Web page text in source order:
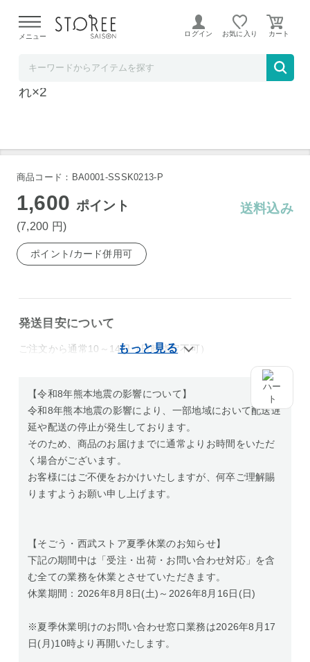
よる配送遅延が発生しております。
メニュー ログイン お気に入り
豊橋飼料 愛知 名古屋コーチン カステラ 10切
れ×2
商品コード：BA0001-SSSK0213-P
1,600 ポイント
(7,200 円)
送料込み
ポイント/カード併用可
発送目安について
ご注文から通常10～14日（日時指定不可）
【令和8年熊本地震の影響について】
令和8年熊本地震の影響により、一部地域において配送遅
延や配送の停止が発生しております。
そのため、商品のお届けまでに通常よりお時間をいただ
く場合がございます。
お客様にはご不便をおかけいたしますが、何卒ご理解賜
りますようお願い申し上げます。
【そごう・西武ストア夏季休業のお知らせ】
下記の期間中は「受注・出荷・お問い合わせ対応」を含
む全ての業務を休業とさせていただきます。
休業期間：2026年8月8日(土)～2026年8月16日(日)
※夏季休業明けのお問い合わせ窓口業務は2026年8月17
日(月)10時より再開いたします。